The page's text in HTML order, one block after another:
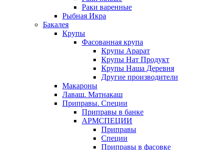
Раки варенные
Рыбная Икра
Бакалея
Крупы
Фасованная крупа
Крупы Арарат
Крупы Нат Продукт
Крупы Наша Деревня
Другие производители
Макароны
Лаваш. Матнакаш
Приправы. Специи
Приправы в банке
АРМСПЕЦИИ
Приправы
Специи
Приправы в фасовке